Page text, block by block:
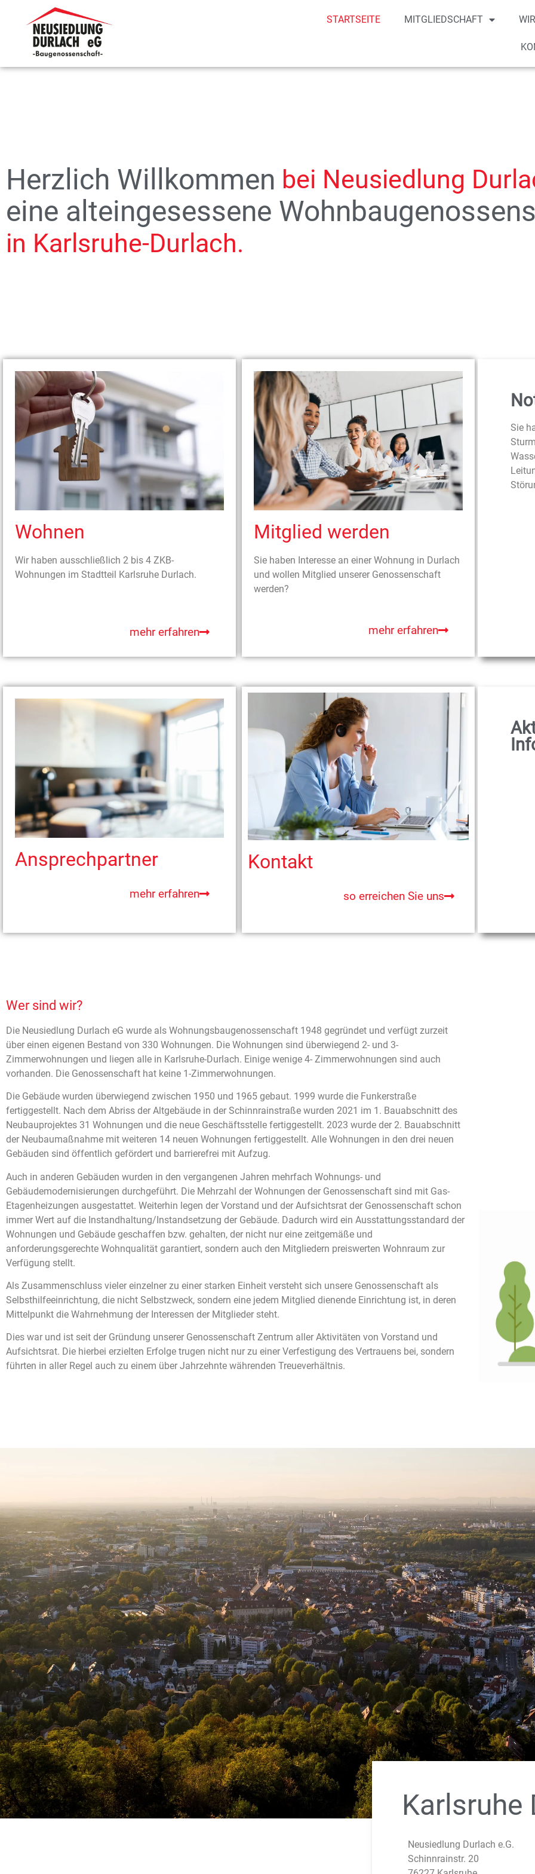
STARTSEITE MITGLIEDSCHAFT
Herzlich Willkommen bei Neusiedlung
eine alteingesessene
in Karlsruhe-Durlach.
Wohnen
Wir haben ausschließlich 2 bis 4 ZKB-
Wohnungen im Stadtteil Karlsruhe Durlach.
mehr erfahren
Mitglied werden
Sie haben Interesse an einer Wohnung in Durlach
und wollen Mitglied unserer Genossenschaft
werden?
mehr erfahren
Sie
Ansprechpartner
mehr erfahren
Kontakt
so erreichen Sie uns
Wer sind wir?
Die Neusiedlung Durlach eG wurde als Wohnungsbaugenossenschaft 1948 gegründet und verfügt zurzeit
über einen eigenen Bestand von 330 Wohnungen. Die Wohnungen sind überwiegend 2- und 3-
Zimmerwohnungen und liegen alle in Karlsruhe-Durlach. Einige wenige 4- Zimmerwohnungen sind auch
vorhanden. Die Genossenschaft hat keine 1-Zimmerwohnungen.
Die Gebäude wurden überwiegend zwischen 1950 und 1965 gebaut. 1999 wurde die Funkerstraße
fertiggestellt. Nach dem Abriss der Altgebäude in der Schinnrainstraße wurden 2021 im 1. Bauabschnitt des
Neubauprojektes 31 Wohnungen und die neue Geschäftsstelle fertiggestellt. 2023 wurde der 2. Bauabschnitt
der Neubaumaßnahme mit weiteren 14 neuen Wohnungen fertiggestellt. Alle Wohnungen in den drei neuen
Gebäuden sind öffentlich gefördert und barrierefrei mit Aufzug.
Auch in anderen Gebäuden wurden in den vergangenen Jahren mehrfach Wohnungs- und
Gebäudemodernisierungen durchgeführt. Die Mehrzahl der Wohnungen der Genossenschaft sind mit Gas-
Etagenheizungen ausgestattet. Weiterhin legen der Vorstand und der Aufsichtsrat der Genossenschaft schon
immer Wert auf die Instandhaltung/Instandsetzung der Gebäude. Dadurch wird ein Ausstattungsstandard der
Wohnungen und Gebäude geschaffen bzw. gehalten, der nicht nur eine zeitgemäße und
anforderungsgerechte Wohnqualität garantiert, sondern auch den Mitgliedern preiswerten Wohnraum zur
Verfügung stellt.
Als Zusammenschluss vieler einzelner zu einer starken Einheit versteht sich unsere Genossenschaft als
Selbsthilfeeinrichtung, die nicht Selbstzweck, sondern eine jedem Mitglied dienende Einrichtung ist, in deren
Mittelpunkt die Wahrnehmung der Interessen der Mitglieder steht.
Dies war und ist seit der Gründung unserer Genossenschaft Zentrum aller Aktivitäten von Vorstand und
Aufsichtsrat. Die hierbei erzielten Erfolge trugen nicht nur zu einer Verfestigung des Vertrauens bei, sondern
führten in aller Regel auch zu einem über Jahrzehnte währenden Treueverhältnis.
Karlsruhe
Neusiedlung Durlach e.G.
Schinnrainstr. 20